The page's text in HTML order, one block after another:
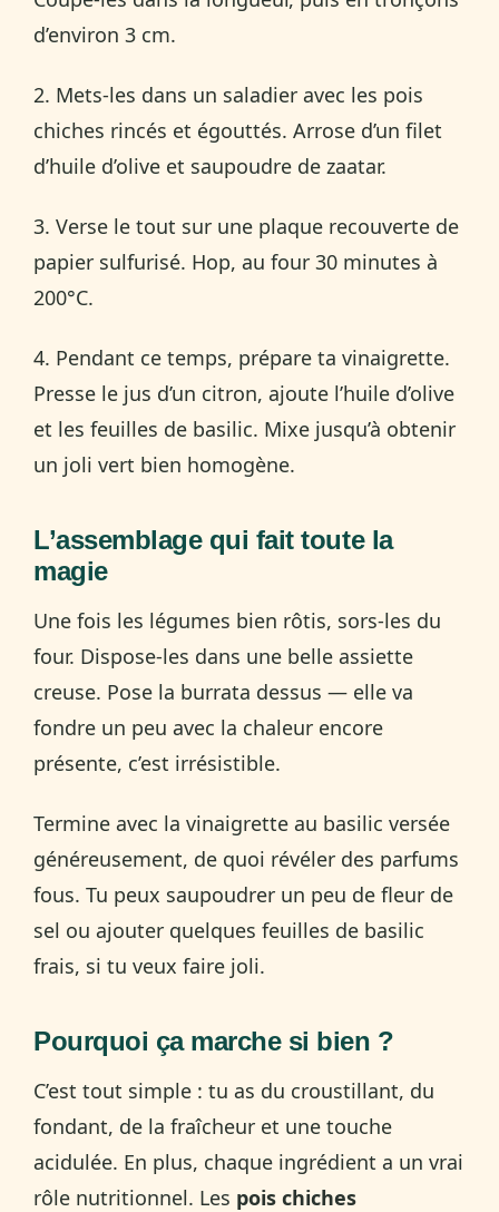
d’environ 3 cm.
2. Mets-les dans un saladier avec les pois
chiches rincés et égouttés. Arrose d’un filet
d’huile d’olive et saupoudre de zaatar.
3. Verse le tout sur une plaque recouverte de
papier sulfurisé. Hop, au four 30 minutes à
200°C.
4. Pendant ce temps, prépare ta vinaigrette.
Presse le jus d’un citron, ajoute l’huile d’olive
et les feuilles de basilic. Mixe jusqu’à obtenir
un joli vert bien homogène.
L’assemblage qui fait toute la
magie
Une fois les légumes bien rôtis, sors-les du
four. Dispose-les dans une belle assiette
creuse. Pose la burrata dessus — elle va
fondre un peu avec la chaleur encore
présente, c’est irrésistible.
Termine avec la vinaigrette au basilic versée
généreusement, de quoi révéler des parfums
fous. Tu peux saupoudrer un peu de fleur de
sel ou ajouter quelques feuilles de basilic
frais, si tu veux faire joli.
Pourquoi ça marche si bien ?
C’est tout simple : tu as du croustillant, du
fondant, de la fraîcheur et une touche
acidulée. En plus, chaque ingrédient a un vrai
rôle nutritionnel. Les pois chiches